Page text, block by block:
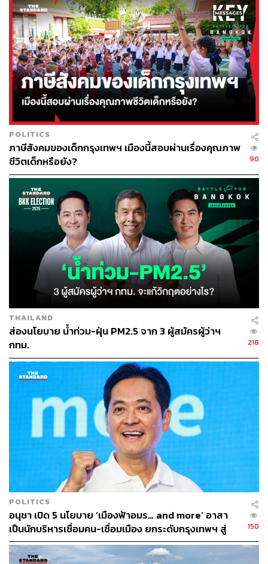
35
ABOUT THE AUTHOR
อนุชิต ไกรวิจิตร
Content Creator ประจำกองบรรณาธิการข่าว
กีฬา สำนักข่าว THE STANDARD ผู้มีงาน
อดิเรกคือการสัมภาษณ์ BNK48
POLITICS
ภาษีสังคมของเด็กกรุงเทพฯ เมืองนี้สอบผ่านเรื่องคุณภาพ
ชีวิตเด็กหรือยัง?
90
THAILAND
ส่องนโยบาย น้ำท่วม-ฝุ่น PM2.5 จาก 3 ผู้สมัครผู้ว่าฯ
กทม.
218
POLITICS
อนุชา เปิด 5 นโยบาย ‘เมืองฟ้าอมร… and more’ อาสา
เป็นนักบริหารเชื่อมคน-เชื่อมเมือง ยกระดับกรุงเทพฯ สู่
มหานครสมบูรณ์แบบ
150